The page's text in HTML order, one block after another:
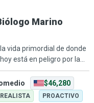
Marino
vida primordial de donde
está en peligro por la
de los humanos. Los
sin importar su área de
valoran ese increíble
$46,280
REALISTA PROACTIVO